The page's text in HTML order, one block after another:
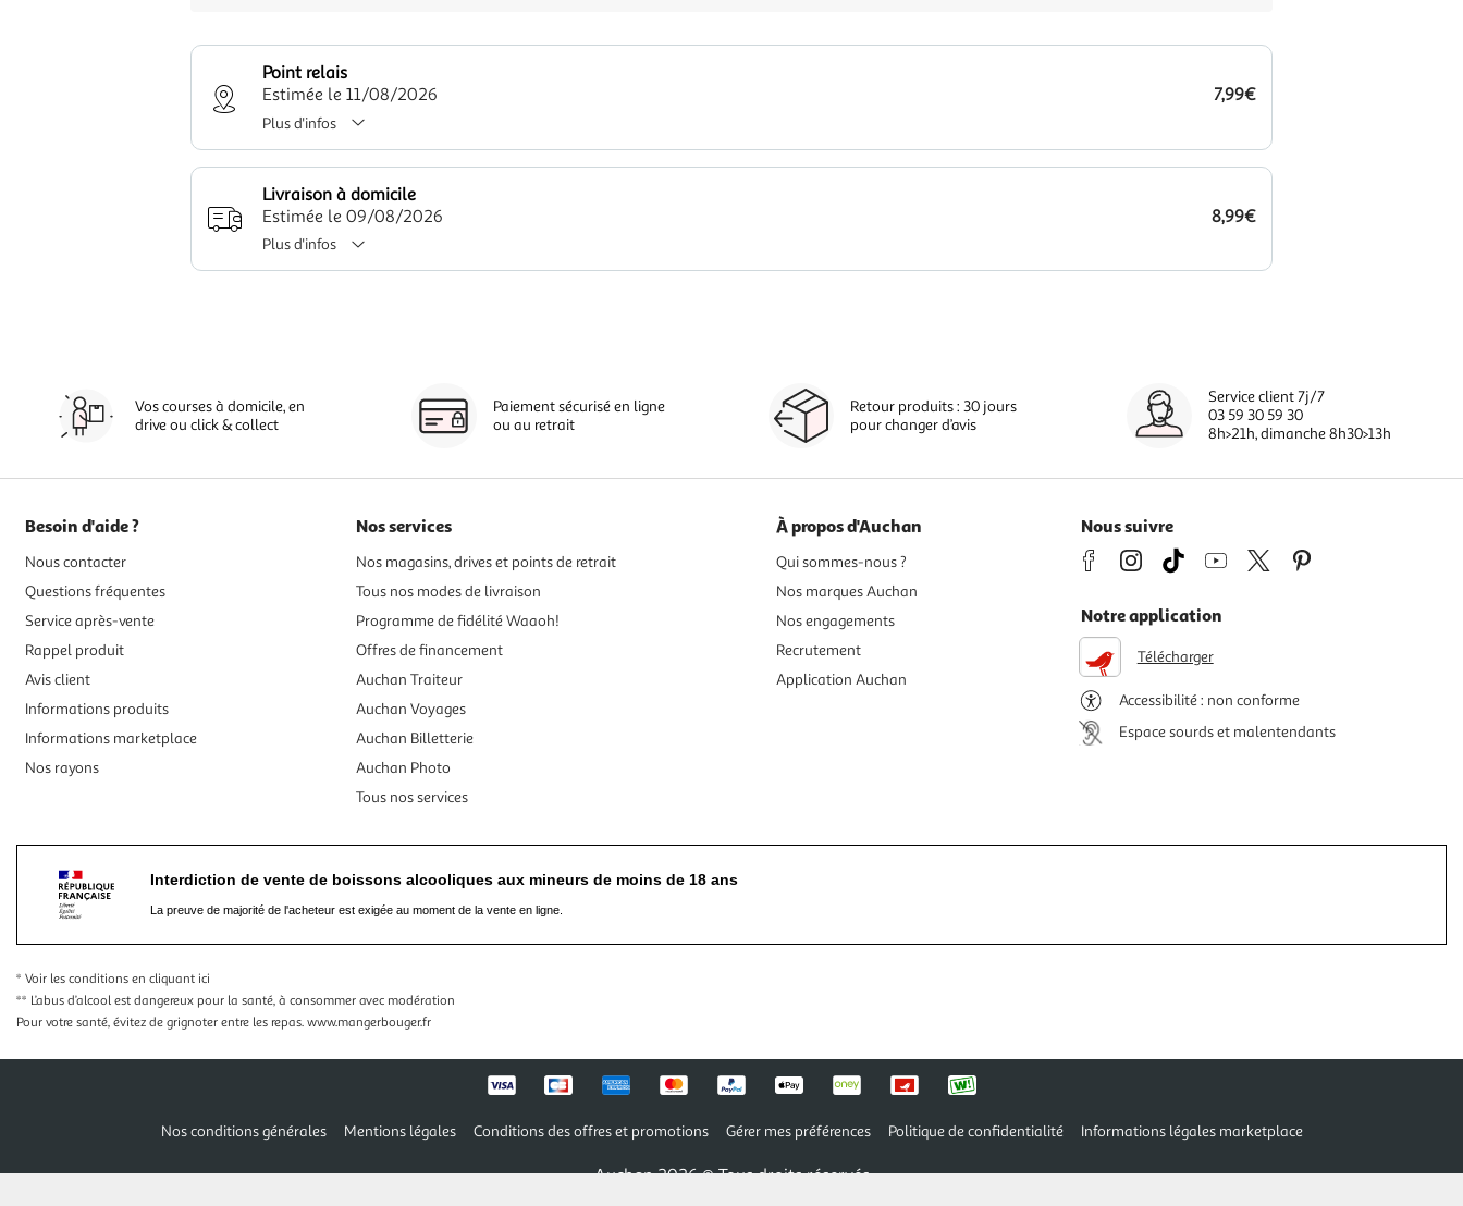
Point relais
Estimée le 11/08/2026
7,99€
Plus d'infos
Livraison à domicile
Estimée le 09/08/2026
8,99€
Plus d'infos
Vos courses à domicile, en
drive ou click & collect
Paiement sécurisé en ligne
ou au retrait
Retour produits : 30 jours
pour changer d’avis
Service client 7j/7
03 59 30 59 30
8h>21h, dimanche 8h30>13h
Besoin d'aide ?
Nous contacter
Questions fréquentes
Service après-vente
Rappel produit
Avis client
Informations produits
Informations marketplace
Nos rayons
Nos services
Nos magasins, drives et points de retrait
Tous nos modes de livraison
Programme de fidélité Waaoh!
Offres de financement
Auchan Traiteur
Auchan Voyages
Auchan Billetterie
Auchan Photo
Tous nos services
À propos d'Auchan
Qui sommes-nous ?
Nos marques Auchan
Nos engagements
Recrutement
Application Auchan
Nous suivre
Notre application
Télécharger
Accessibilité : non conforme
Espace sourds et malentendants
Interdiction de vente de boissons alcooliques aux mineurs de moins de 18 ans
La preuve de majorité de l'acheteur est exigée au moment de la vente en ligne.
* Voir les conditions en cliquant ici
** L’abus d’alcool est dangereux pour la santé, à consommer avec modération
Pour votre santé, évitez de grignoter entre les repas. www.mangerbouger.fr
Nos conditions générales Mentions légales Conditions des offres et promotions Gérer mes préférences Politique de confidentialité Informations légales marketplace
Auchan 2026 © Tous droits réservés